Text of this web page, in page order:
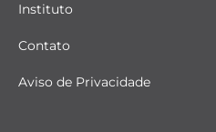
Instituto
Contato
Aviso de Privacidade